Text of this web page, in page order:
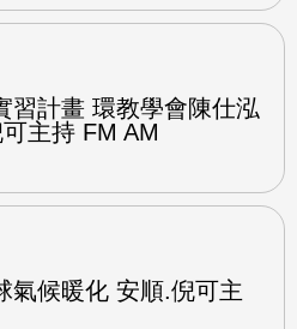
習計畫 環教學會陳仕泓
主持 FM AM
氣候暖化 安順.倪可主